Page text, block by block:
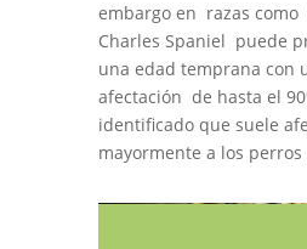
embargo en razas como
Charles Spaniel puede
una edad temprana con
afectación de hasta el
identificado que suele
mayormente a los perros